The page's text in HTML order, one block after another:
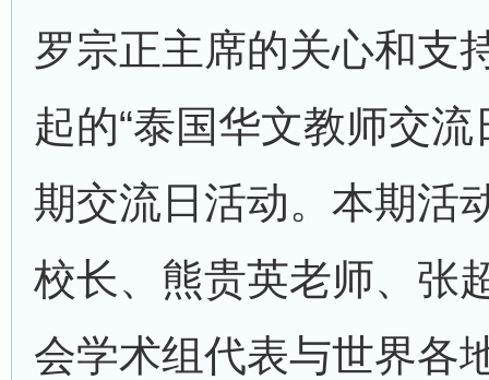
罗宗正主席的关心和支
起的“泰国华文教师交
期交流日活动。本期活
校长、熊贵英老师、张
会学术组代表与世界各